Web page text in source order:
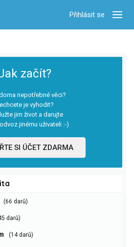
Přihlásit se
začít?
nepotřebné věci?
je vyhodit?
jim život a darujte
jinému uživateli :-)
SI ÚČET ZDARMA
(66 darů)
darů)
(14 darů)